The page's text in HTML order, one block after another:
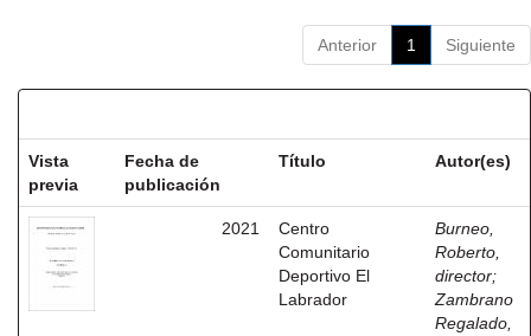
Anterior 1 Siguiente
Vista
previa
Fecha de
publicación
Título Autor(es)
2021
Centro
Comunitario
Deportivo El
Labrador
Burneo,
Roberto,
director;
Zambrano
Regalado,